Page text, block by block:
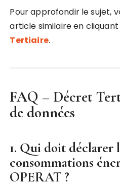
Pour approfondir le sujet,
article similaire en cliquant
Tertiaire.
FAQ – Décret
de données
1. Qui doit déclarer
consommations
OPERAT ?